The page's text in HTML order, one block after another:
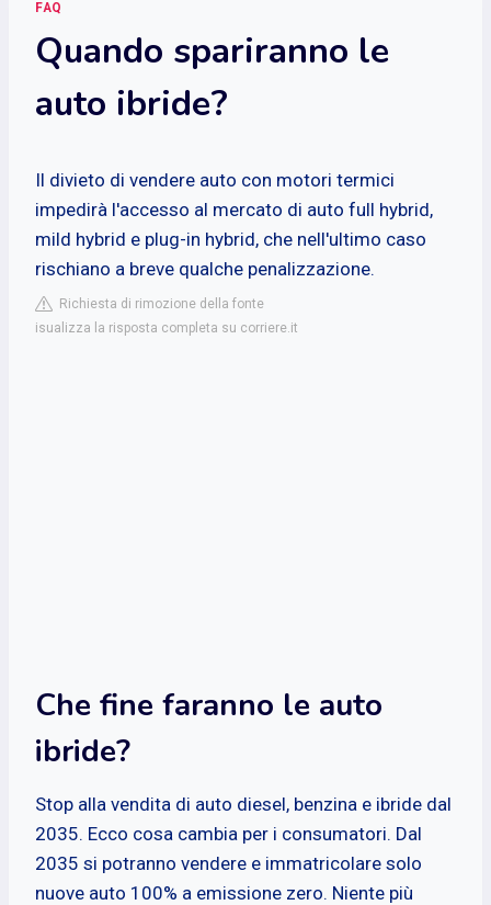
FAQ
Quando spariranno le
auto ibride?
Il divieto di vendere auto con motori termici
impedirà l'accesso al mercato di auto full hybrid,
mild hybrid e plug-in hybrid, che nell'ultimo caso
rischiano a breve qualche penalizzazione.
Richiesta di rimozione della fonte
isualizza la risposta completa su corriere.it
Che fine faranno le auto
ibride?
Stop alla vendita di auto diesel, benzina e ibride dal
2035. Ecco cosa cambia per i consumatori. Dal
2035 si potranno vendere e immatricolare solo
nuove auto 100% a emissione zero. Niente più